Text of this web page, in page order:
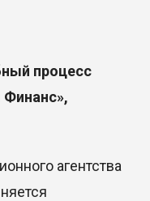
процесс
Финанс»,
агентства